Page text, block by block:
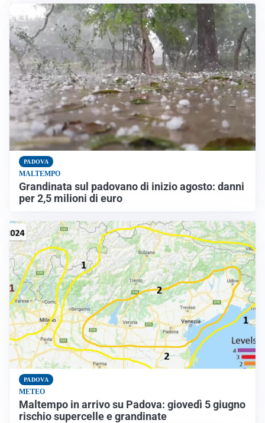
PADOVA
MALTEMPO
Grandinata sul padovano di inizio agosto: danni
per 2,5 milioni di euro
PADOVA
METEO
Maltempo in arrivo su Padova: giovedì 5 giugno
rischio supercelle e grandinate